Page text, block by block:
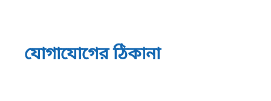
যোগাযোগের ঠিকানা